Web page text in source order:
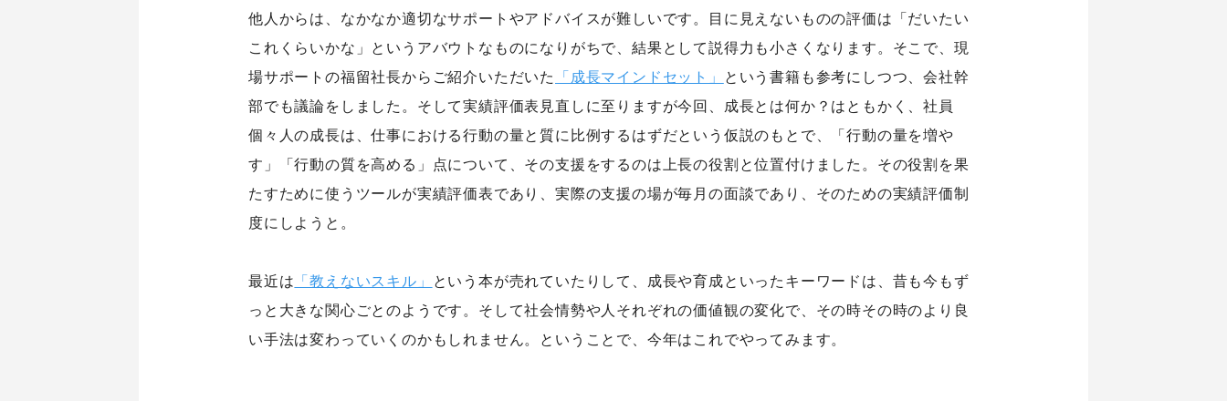
他人からは、なかなか適切なサポートやアドバイスが難しいです。目に見えないものの評価は「だいたい
これくらいかな」というアバウトなものになりがちで、結果として説得力も小さくなります。そこで、現
場サポートの福留社長からご紹介いただいた 「成長マインドセット」 という書籍も参考にしつつ、会社幹
部でも議論をしました。そして実績評価表見直しに至りますが今回、成長とは何か？はともかく、社員
個々人の成長は、仕事における行動の量と質に比例するはずだという仮説のもとで、「行動の量を増や
す」「行動の質を高める」点について、その支援をするのは上長の役割と位置付けました。その役割を果
たすために使うツールが実績評価表であり、実際の支援の場が毎月の面談であり、そのための実績評価制
度にしようと。
最近は 「教えないスキル」 という本が売れていたりして、成長や育成といったキーワードは、昔も今もず
っと大きな関心ごとのようです。そして社会情勢や人それぞれの価値観の変化で、その時その時のより良
い手法は変わっていくのかもしれません。ということで、今年はこれでやってみます。
シナプストップへ Home